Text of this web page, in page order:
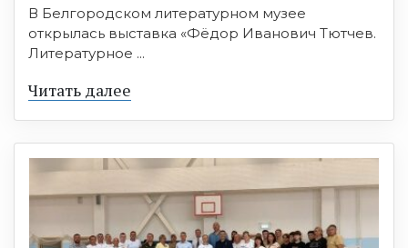
В Белгородском литературном музее
открылась выставка «Фёдор Иванович Тютчев.
Литературное ...
Читать далее